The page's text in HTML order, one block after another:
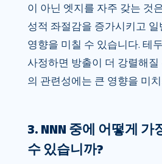
이 아닌 엣지를 자주 갖는 것
성적 좌절감을 증가시키고 일
영향을 미칠 수 있습니다. 테
사정하면 방출이 더 강렬해질
의 관련성에는 큰 영향을 미
3. NNN 중에 어떻게 가
수 있습니까?